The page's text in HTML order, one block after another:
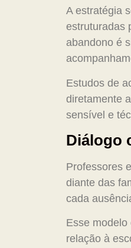
A estratégia
estruturadas
abandono é
Estudos de
diretamente
sensível e
Diálogo
Professores
diante das
cada
Esse
relação à